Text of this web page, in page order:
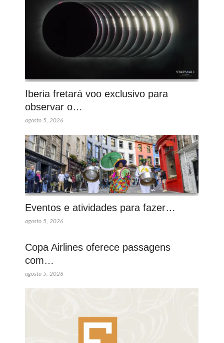
Iberia fretará voo exclusivo para
observar o…
agosto 5, 2026
Eventos e atividades para fazer…
agosto 5, 2026
Copa Airlines oferece passagens
com…
agosto 5, 2026